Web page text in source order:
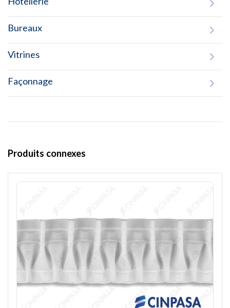
Bureaux
Vitrines
Façonnage
Produits connexes